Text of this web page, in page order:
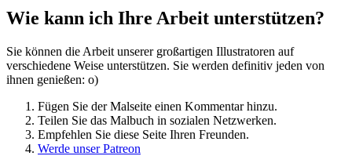
Wie kann ich Ihre Arbeit unterstützen?
Sie können die Arbeit unserer großartigen Illustratoren auf
verschiedene Weise unterstützen. Sie werden definitiv jeden von
ihnen genießen: o)
Fügen Sie der Malseite einen Kommentar hinzu.
Teilen Sie das Malbuch in sozialen Netzwerken.
Empfehlen Sie diese Seite Ihren Freunden.
Werde unser Patreon